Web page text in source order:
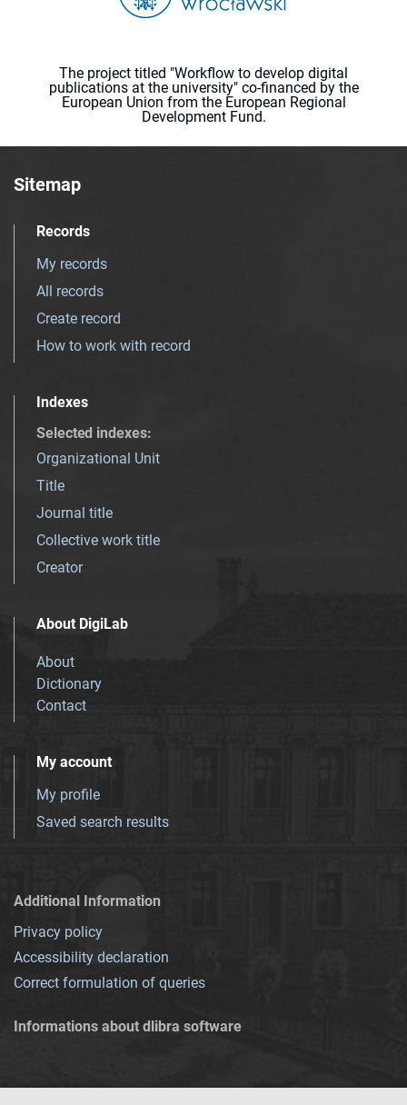
The project titled "Workflow to develop digital
publications at the university" co-financed by the
European Union from the European Regional
Development Fund.
Sitemap
Records
My records
All records
Create record
How to work with record
Indexes
Selected indexes:
Organizational Unit
Title
Journal title
Collective work title
Creator
About DigiLab
About
Dictionary
Contact
My account
My profile
Saved search results
Additional Information
Privacy policy
Accessibility declaration
Correct formulation of queries
Informations about dlibra software